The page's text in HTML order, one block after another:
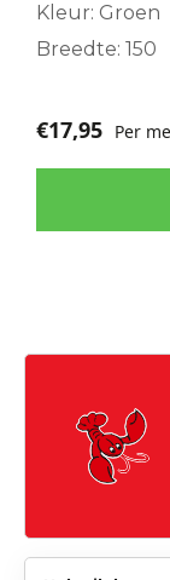
Kleur: Groen
Breedte: 150
€17,95 Per